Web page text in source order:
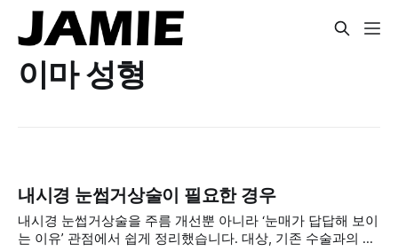
이마 성형
내시경 눈썹거상술이 필요한 경우
내시경 눈썹거상술을 주름 개선뿐 아니라 ‘눈매가 답답해 보이
는 이유’ 관점에서 쉽게 정리했습니다. 대상, 기존 수술과의 차